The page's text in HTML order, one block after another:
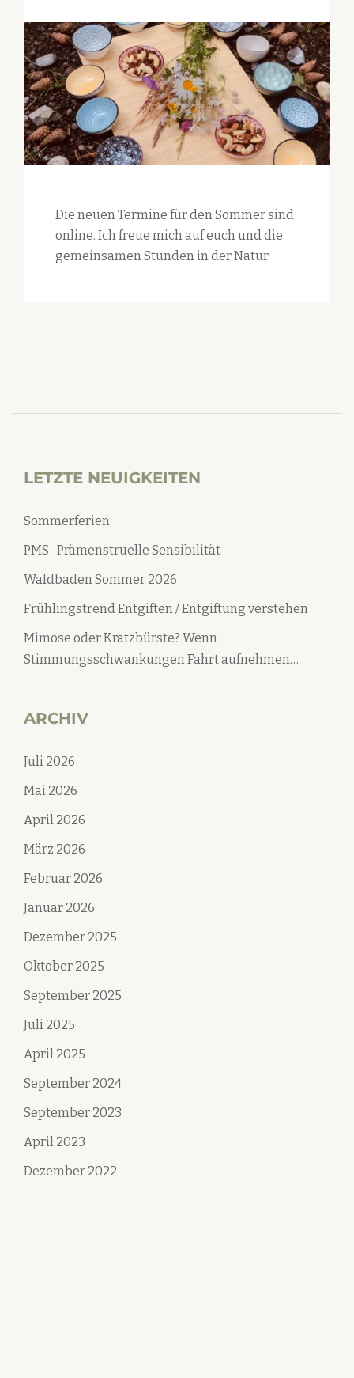
Die neuen Termine für den Sommer sind
online. Ich freue mich auf euch und die
gemeinsamen Stunden in der Natur.
LETZTE NEUIGKEITEN
Sommerferien
PMS -Prämenstruelle Sensibilität
Waldbaden Sommer 2026
Frühlingstrend Entgiften / Entgiftung verstehen
Mimose oder Kratzbürste? Wenn
Stimmungsschwankungen Fahrt aufnehmen…
ARCHIV
Juli 2026
Mai 2026
April 2026
März 2026
Februar 2026
Januar 2026
Dezember 2025
Oktober 2025
September 2025
Juli 2025
April 2025
September 2024
September 2023
April 2023
Dezember 2022